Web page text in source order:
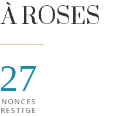
ROSES